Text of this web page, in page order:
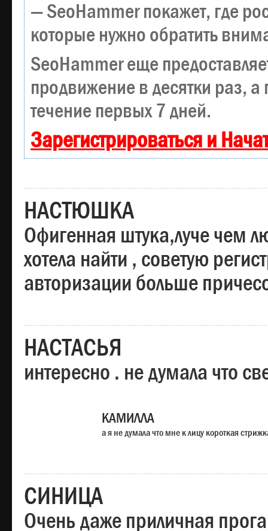
— SeoHammer покажет, где
которые нужно обратить
SeoHammer еще
продвижение в десятки раз, а
течение первых 7 дней.
Зарегистрироваться и
НАСТЮШКА
Офигенная штука,луче чем
хотела найти , советую
авторизации больше
НАСТАСЬЯ
интересно . не думала что
КАМИЛЛА
а я не думала что мне к лицу короткая
СИНИЦА
Очень даже приличная